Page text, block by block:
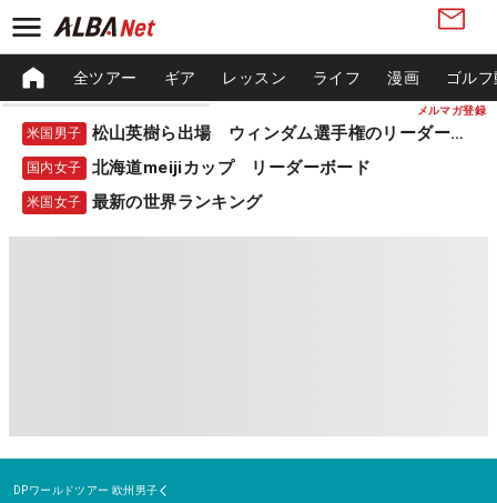
メルマガ登録
全ツアー ギア レッスン ライフ 漫画 ゴル
米国男子 松山英樹ら出場 ウィンダム選手権のリーダーボード
国内女子 北海道meijiカップ リーダーボード
米国女子 最新の世界ランキング
DPワールドツアー 欧州男子